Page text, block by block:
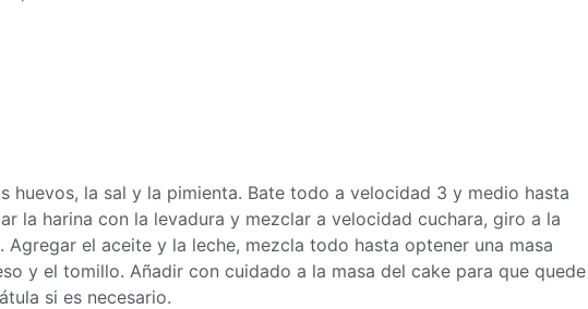
huevos, la sal y la pimienta. Bate todo a velocidad 3 y medio hasta
la harina con la levadura y mezclar a velocidad cuchara, giro a la
el aceite y la leche, mezcla todo hasta optener una masa
y el tomillo. Añadir con cuidado a la masa del cake para que quede
si es necesario.